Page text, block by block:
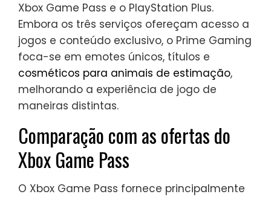
Xbox Game Pass e o PlayStation Plus.
Embora os três serviços ofereçam acesso a
jogos e conteúdo exclusivo, o Prime Gaming
foca-se em emotes únicos, títulos e
cosméticos para animais de estimação,
melhorando a experiência de jogo de
maneiras distintas.
Comparação com as ofertas do
Xbox Game Pass
O Xbox Game Pass fornece principalmente